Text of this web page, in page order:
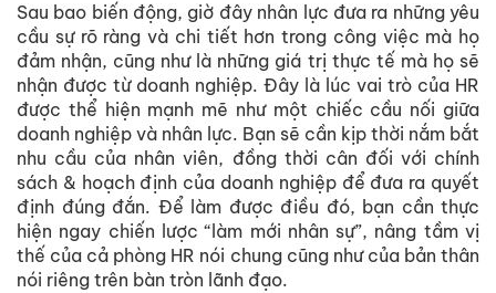
Sau bao biến động, giờ đây nhân lực đưa ra những yêu
cầu sự rõ ràng và chi tiết hơn trong công việc mà họ
đảm nhận, cũng như là những giá trị thực tế mà họ sẽ
nhận được từ doanh nghiệp. Đây là lúc vai trò của HR
được thể hiện mạnh mẽ như một chiếc cầu nối giữa
doanh nghiệp và nhân lực. Bạn sẽ cần kịp thời nắm bắt
nhu cầu của nhân viên, đồng thời cân đối với chính
sách & hoạch định của doanh nghiệp để đưa ra quyết
định đúng đắn. Để làm được điều đó, bạn cần thực
hiện ngay chiến lược “làm mới nhân sự”, nâng tầm vị
thế của cả phòng HR nói chung cũng như của bản thân
nói riêng trên bàn tròn lãnh đạo.